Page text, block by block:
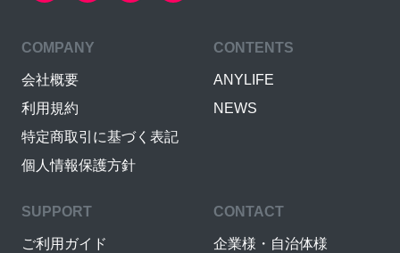
COMPANY
会社概要
利用規約
特定商取引に基づく表記
個人情報保護方針
CONTENTS
ANYLIFE
NEWS
SUPPORT
ご利用ガイド
CONTACT
企業様・自治体様